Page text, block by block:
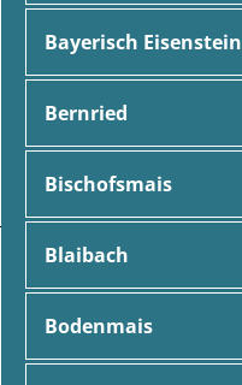
Bayerisch Eisenstein
Bernried
Bischofsmais
Blaibach
Bodenmais